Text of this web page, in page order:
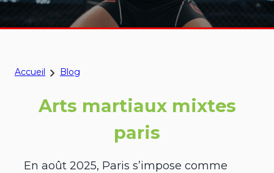
Accueil Blog
Arts martiaux mixtes
paris
En août 2025, Paris s’impose comme